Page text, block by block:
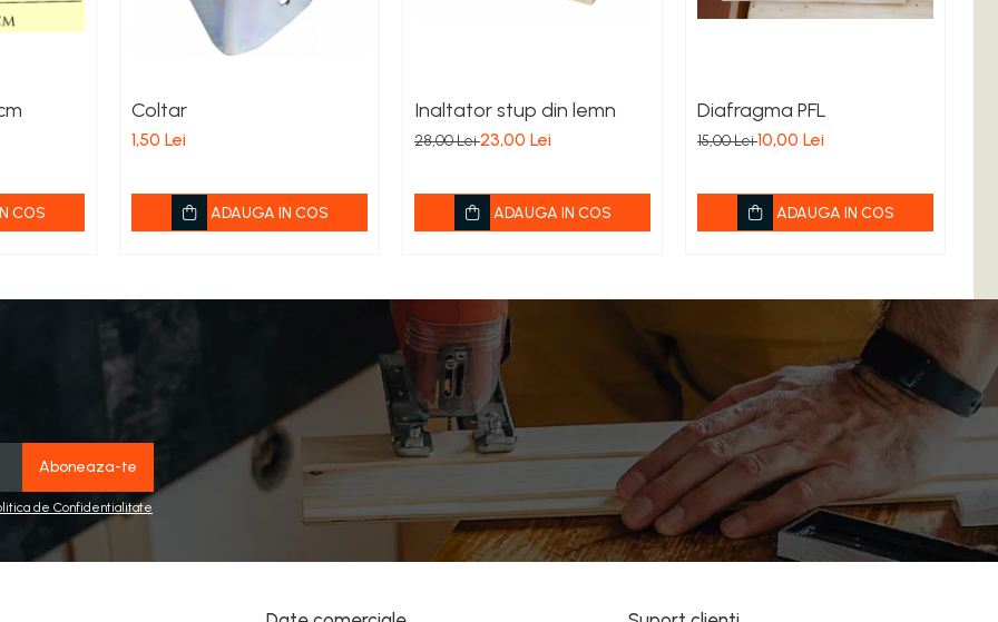
COS
Coltar
1,50 Lei
ADAUGA IN COS
Inaltator stup din lemn
28,00 Lei23,00 Lei
ADAUGA IN COS
Diafragma PFL
15,00 Lei10,00 Lei
ADAUGA IN COS
de Confidentialitate